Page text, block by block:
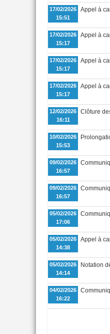
17/02/2026
15:51
Appel à
17/02/2026
15:17
Appel à
17/02/2026
15:17
Appel à
17/02/2026
15:17
Appel à
12/02/2026
16:11
Clôture
10/02/2026
15:53
09/02/2026
16:57
09/02/2026
16:57
05/02/2026
17:06
05/02/2026
14:38
Appel à
05/02/2026
14:14
Notation
04/02/2026
16:22